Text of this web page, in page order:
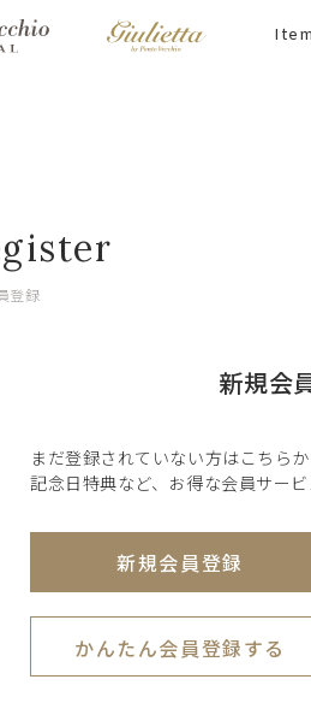
登録
新規会
まだ登録されていない方はこちら
記念日特典など、お得な会員サー
新規会員登録
かんたん会員登録する